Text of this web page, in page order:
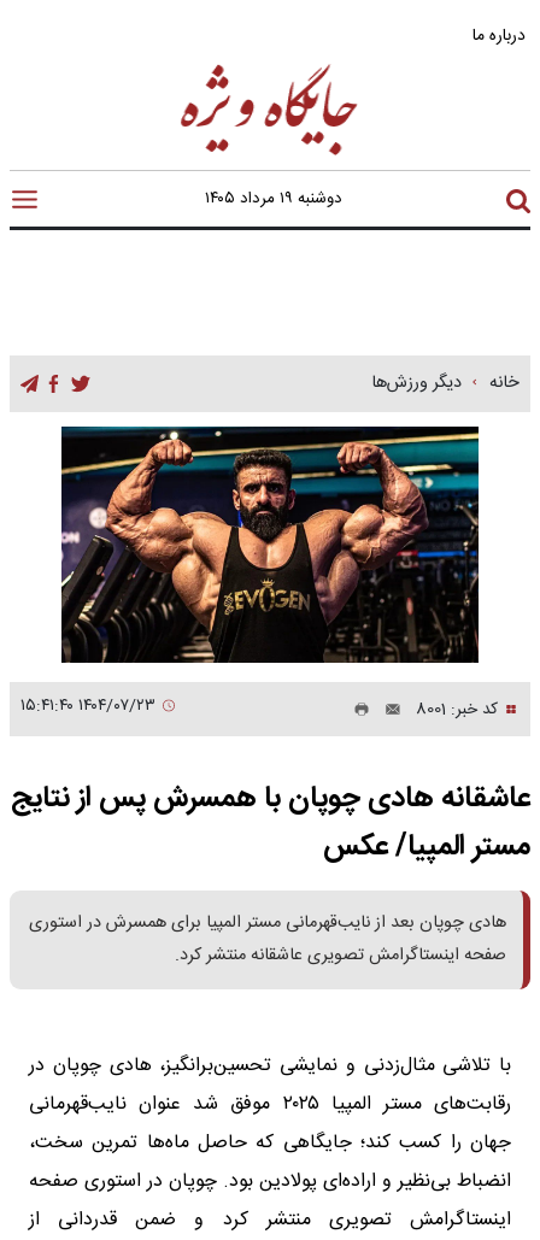
درباره ما
دوشنبه ۱۹ مرداد ۱۴۰۵
خانه دیگر ورزش‌ها
کد خبر: 8001
عاشقانه هادی چوپان با همسرش پس از نتایج
مستر المپیا/ عکس
هادی چوپان بعد از نایب‌قهرمانی مستر المپیا برای همسرش در استوری
صفحه اینستاگرامش تصویری عاشقانه منتشر کرد.
با تلاشی مثال‌زدنی و نمایشی تحسین‌برانگیز، هادی چوپان در
رقابت‌های مستر المپیا ۲۰۲۵ موفق شد عنوان نایب‌قهرمانی
جهان را کسب کند؛ جایگاهی که حاصل ماه‌ها تمرین سخت،
انضباط بی‌نظیر و اراده‌ای پولادین بود. چوپان در استوری صفحه
اینستاگرامش تصویری منتشر کرد و ضمن قدردانی از